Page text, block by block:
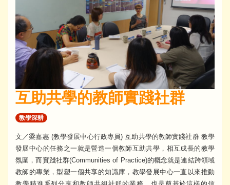
互助共學的教師實踐社群
教學深耕
文／梁嘉惠 (教學發展中心行政專員) 互助共學的教師實踐社群 教學
發展中心的任務之一就是營造一個教師互助共學，相互成長的教學
氛圍，而實踐社群(Communities of Practice)的概念就是連結跨領域
教師的專業，型塑一個共享的知識庫，教學發展中心一直以來推動